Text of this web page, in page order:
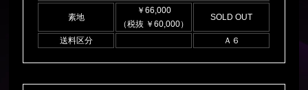
素地
￥66,000
（税抜 ￥60,000）
SOLD OUT
送料区分 Ａ６